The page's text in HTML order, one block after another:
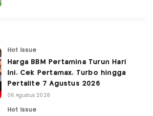
Hot Issue
Harga BBM Pertamina Turun Hari
Ini, Cek Pertamax, Turbo hingga
Pertalite 7 Agustus 2026
06 Agustus 2026
Hot Issue